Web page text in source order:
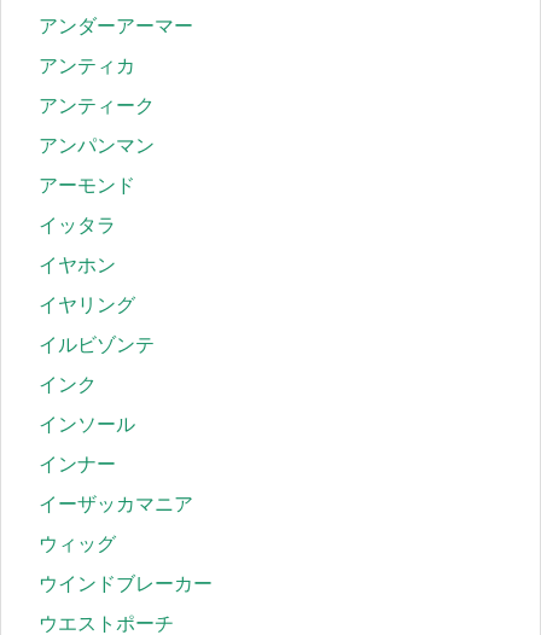
アンダーアーマー
アンティカ
アンティーク
アンパンマン
アーモンド
イッタラ
イヤホン
イヤリング
イルビゾンテ
インク
インソール
インナー
イーザッカマニア
ウィッグ
ウインドブレーカー
ウエストポーチ